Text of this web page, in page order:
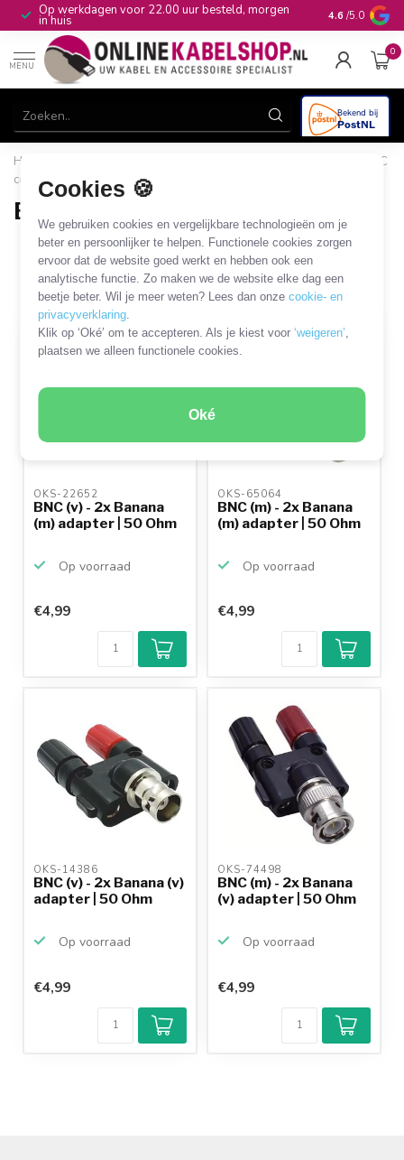
Cookies 🍪
We gebruiken cookies en vergelijkbare technologieën om je
beter en persoonlijker te helpen. Functionele cookies zorgen
ervoor dat de website goed werkt en hebben ook een
analytische functie. Zo maken we de website elke dag een
beetje beter. Wil je meer weten? Lees dan onzecookie- en
privacyverklaring.
Klik op ‘Oké’ om te accepteren. Als je kiest voor‘weigeren’,
plaatsen we alleen functionele cookies.
Oké
Op werkdagen voor 22.00 uur besteld, morgen
in huis 10+jaar
4.6 /5.0
MENU
0
Home
BNC
coaxkabels en adapters
BNC - Banana kabels en adapters
4 PRODUCTEN
Filters SORTEER OP
OKS-22652
BNC (v) - 2x Banana
(m) adapter | 50 Ohm
Op voorraad
€4,99
OKS-65064
BNC (m) - 2x Banana
(m) adapter | 50 Ohm
Op voorraad
€4,99
OKS-14386
BNC (v) - 2x Banana (v)
adapter | 50 Ohm
Op voorraad
€4,99
OKS-74498
BNC (m) - 2x Banana
(v) adapter | 50 Ohm
Op voorraad
€4,99